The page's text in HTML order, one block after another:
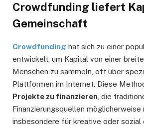
Crowdfunding liefert
Gemeinschaft
Crowdfunding hat sich zu einer
entwickelt, um Kapital von einer
Menschen zu sammeln, oft über
Plattformen im Internet. Diese
Projekte zu finanzieren , die
Finanzierungsquellen möglicherweise
insbesondere für kreative oder sozial